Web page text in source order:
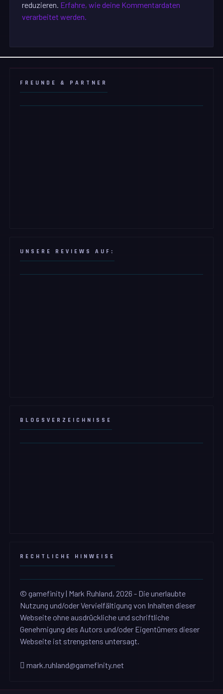
reduzieren. Erfahre, wie deine Kommentardaten
verarbeitet werden.
FREUNDE & PARTNER
UNSERE REVIEWS AUF:
BLOGSVERZEICHNISSE
RECHTLICHE HINWEISE
© gamefinity | Mark Ruhland, 2026 - Die unerlaubte
Nutzung und/oder Vervielfältigung von Inhalten dieser
Webseite ohne ausdrückliche und schriftliche
Genehmigung des Autors und/oder Eigentümers dieser
Webseite ist strengstens untersagt.
mark.ruhland@gamefinity.net